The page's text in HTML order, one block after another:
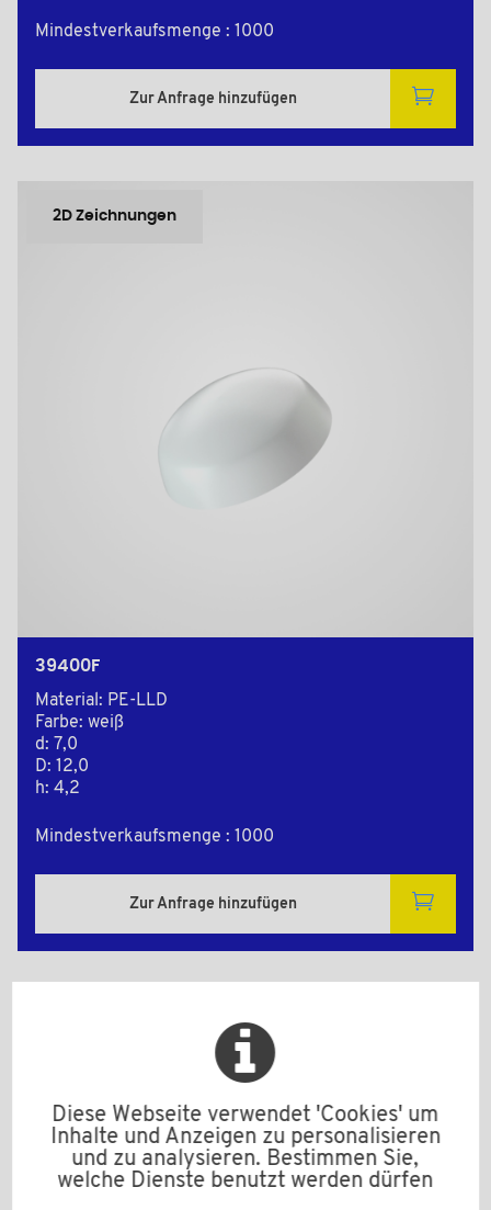
Mindestverkaufsmenge : 1000
Zur Anfrage hinzufügen
2D Zeichnungen
39400F
Material: PE-LLD
Farbe: weiß
d: 7,0
D: 12,0
h: 4,2
Mindestverkaufsmenge : 1000
Zur Anfrage hinzufügen
Diese Webseite verwendet 'Cookies' um
Inhalte und Anzeigen zu personalisieren
und zu analysieren. Bestimmen Sie,
welche Dienste benutzt werden dürfen